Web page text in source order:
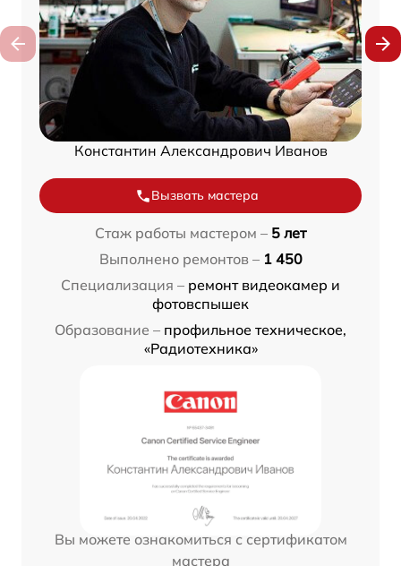
Константин Александрович Иванов
Вызвать мастера
Стаж работы мастером – 5 лет
Выполнено ремонтов – 1 450
Специализация – ремонт видеокамер и
фотовспышек
Образование – профильное техническое,
«Радиотехника»
Вы можете ознакомиться с сертификатом
мастера